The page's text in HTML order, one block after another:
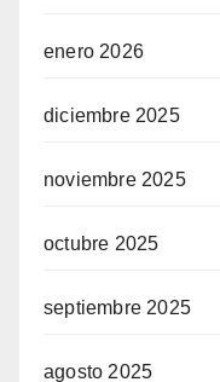
enero 2026
diciembre 2025
noviembre 2025
octubre 2025
septiembre 2025
agosto 2025